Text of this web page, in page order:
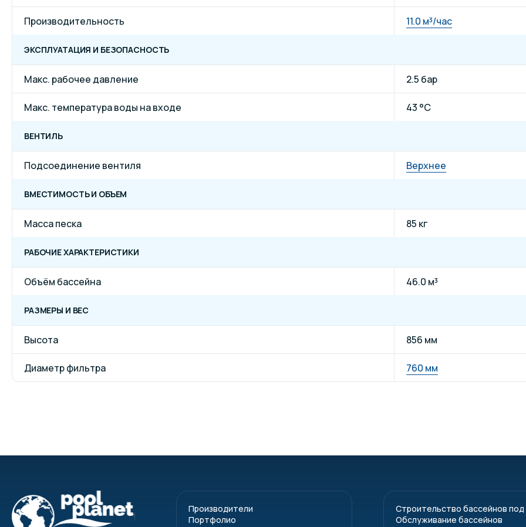
Производительность 11.0 м³/час
ЭКСПЛУАТАЦИЯ И БЕЗОПАСНОСТЬ
Макс. рабочее давление 2.5 бар
Макс. температура воды на входе 43 °C
ВЕНТИЛЬ
Подсоединение вентиля Верхнее
ВМЕСТИМОСТЬ И ОБЪЕМ
Масса песка 85 кг
РАБОЧИЕ ХАРАКТЕРИСТИКИ
Объём бассейна 46.0 м³
РАЗМЕРЫ И ВЕС
Высота 856 мм
Диаметр фильтра 760 мм
Производители
Портфолио
Строительство бассейнов
Обслуживание бассейнов